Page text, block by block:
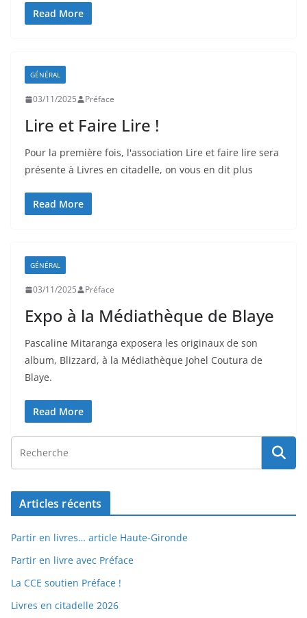
Read More
GÉNÉRAL
03/11/2025 Préface
Lire et Faire Lire !
Pour la première fois, l'association Lire et faire lire sera
présente à Livres en citadelle, on vous en dit plus
Read More
GÉNÉRAL
03/11/2025 Préface
Expo à la Médiathèque de Blaye
Pascaline Mitaranga exposera les originaux de son
album, Blizzard, à la Médiathèque Johel Coutura de
Blaye.
Read More
Articles récents
Partir en livres… article Haute-Gironde
Partir en livre avec Préface
La CCE soutien Préface !
Livres en citadelle 2026